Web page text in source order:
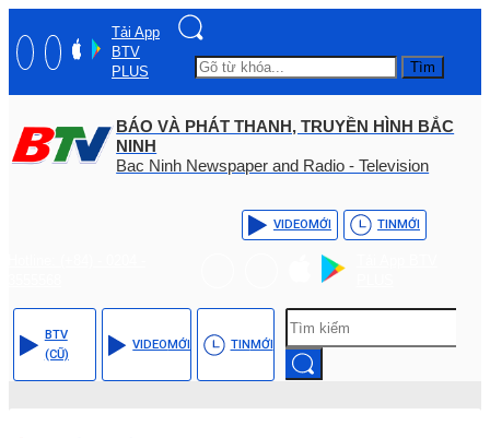
Tải App
BTV
PLUS
Tìm
BÁO VÀ PHÁT THANH, TRUYỀN HÌNH BẮC
NINH
Bac Ninh Newspaper and Radio - Television
VIDEOMỚI TINMỚI
BTV
(CŨ)
VIDEOMỚI TINMỚI